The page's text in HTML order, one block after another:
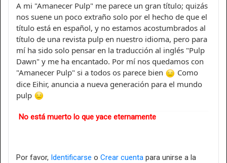
A mi "Amanecer Pulp" me parece un gran título; quizás
nos suene un poco extraño solo por el hecho de que el
título está en español, y no estamos acostumbrados al
título de una revista pulp en nuestro idioma, pero para
mí ha sido solo pensar en la traducción al inglés "Pulp
Dawn" y me ha encantado. Por mí nos quedamos con
"Amanecer Pulp" si a todos os parece bien
Como
dice Eihir, anuncia a nueva generación para el mundo
pulp
No está muerto lo que yace eternamente
Por favor, Identificarse o Crear cuenta para unirse a la